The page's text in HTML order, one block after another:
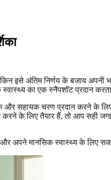
अंतिम निर्णय के बजाय अपनी
का एक स्नैपशॉट प्रदान
और सहायक चरण प्रदान करने
के लिए तैयार हैं, तो आप सही
अपने मानसिक स्वास्थ्य के लिए